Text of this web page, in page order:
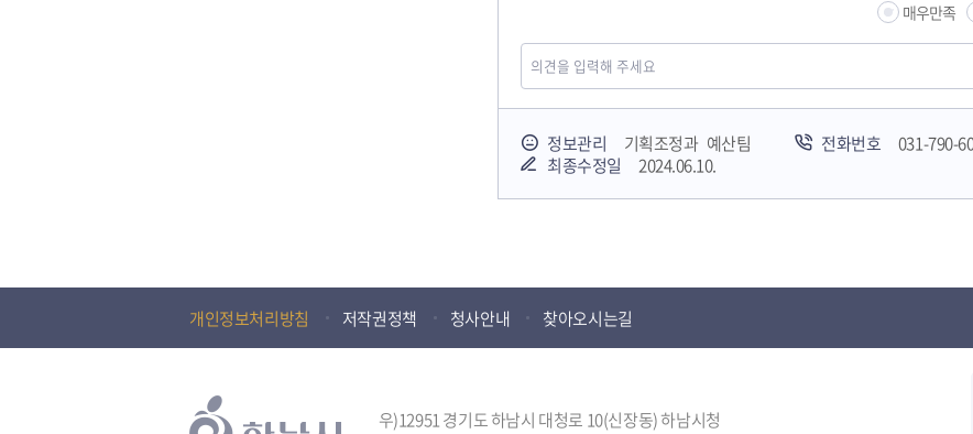
매우만족
정보관리 기획조정과 예산팀 전화번호
031-790-
최종수정일
2024.06.10.
개인정보처리방침 저작권정책 청사안내 찾아오시는길
우)12951 경기도 하남시 대청로 10(신장동) 하남시청